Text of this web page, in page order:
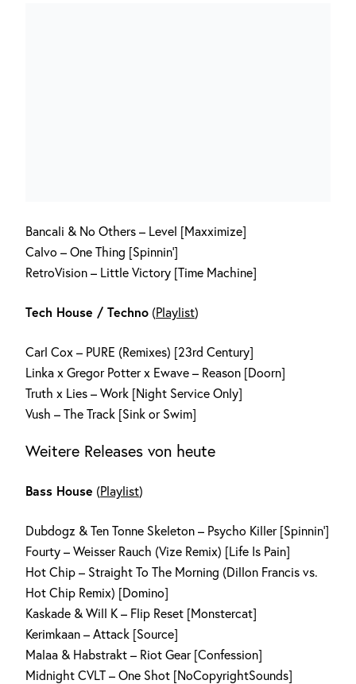
Bancali & No Others – Level [Maxximize]
Calvo – One Thing [Spinnin‘]
RetroVision – Little Victory [Time Machine]
Tech House / Techno (Playlist)
Carl Cox – PURE (Remixes) [23rd Century]
Linka x Gregor Potter x Ewave – Reason [Doorn]
Truth x Lies – Work [Night Service Only]
Vush – The Track [Sink or Swim]
Weitere Releases von heute
Bass House (Playlist)
Dubdogz & Ten Tonne Skeleton – Psycho Killer [Spinnin‘]
Fourty – Weisser Rauch (Vize Remix) [Life Is Pain]
Hot Chip – Straight To The Morning (Dillon Francis vs.
Hot Chip Remix) [Domino]
Kaskade & Will K – Flip Reset [Monstercat]
Kerimkaan – Attack [Source]
Malaa & Habstrakt – Riot Gear [Confession]
Midnight CVLT – One Shot [NoCopyrightSounds]